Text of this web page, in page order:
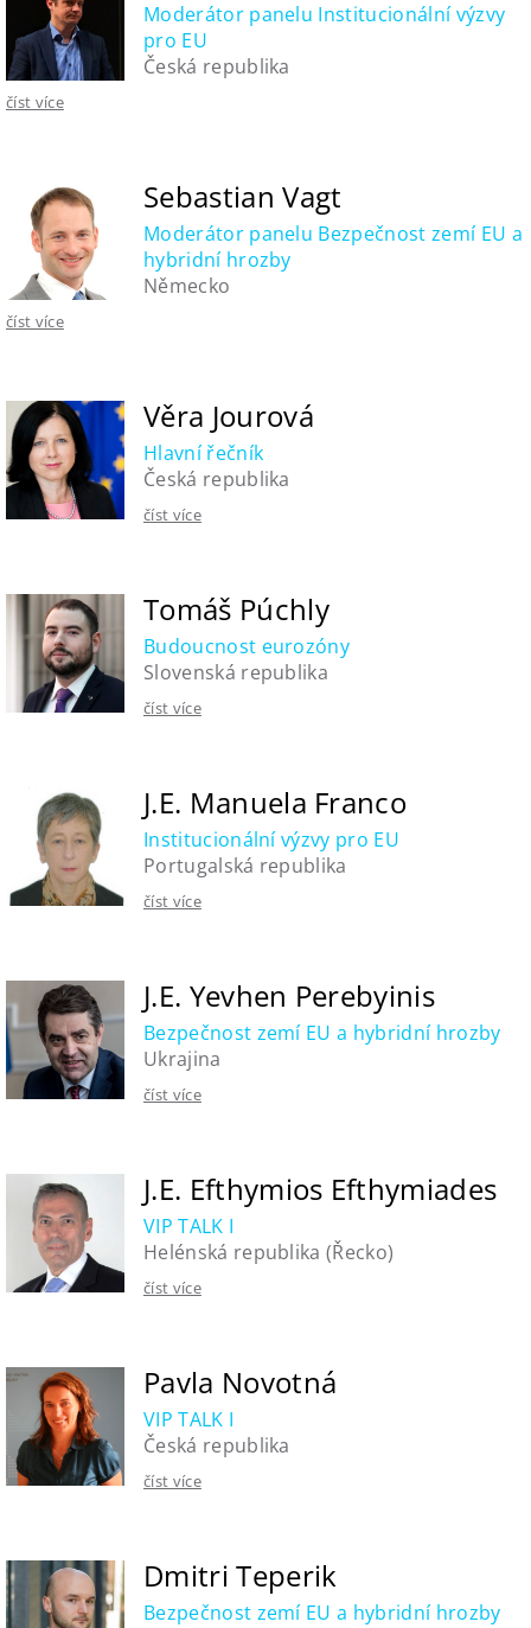
Moderátor panelu Institucionální výzvy
pro EU
Česká republika
číst více
Sebastian Vagt
Moderátor panelu Bezpečnost zemí EU a
hybridní hrozby
Německo
číst více
Věra Jourová
Hlavní řečník
Česká republika
číst více
Tomáš Púchly
Budoucnost eurozóny
Slovenská republika
číst více
J.E. Manuela Franco
Institucionální výzvy pro EU
Portugalská republika
číst více
J.E. Yevhen Perebyinis
Bezpečnost zemí EU a hybridní hrozby
Ukrajina
číst více
J.E. Efthymios Efthymiades
VIP TALK I
Helénská republika (Řecko)
číst více
Pavla Novotná
VIP TALK I
Česká republika
číst více
Dmitri Teperik
Bezpečnost zemí EU a hybridní hrozby